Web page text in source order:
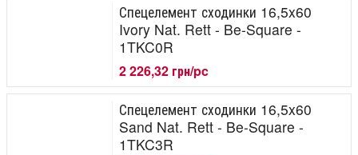
Спецелемент сходинки 16,5x60
Ivory Nat. Rett - Be-Square -
1TKC0R
2 226,32 грн/pc
Спецелемент сходинки 16,5x60
Sand Nat. Rett - Be-Square -
1TKC3R